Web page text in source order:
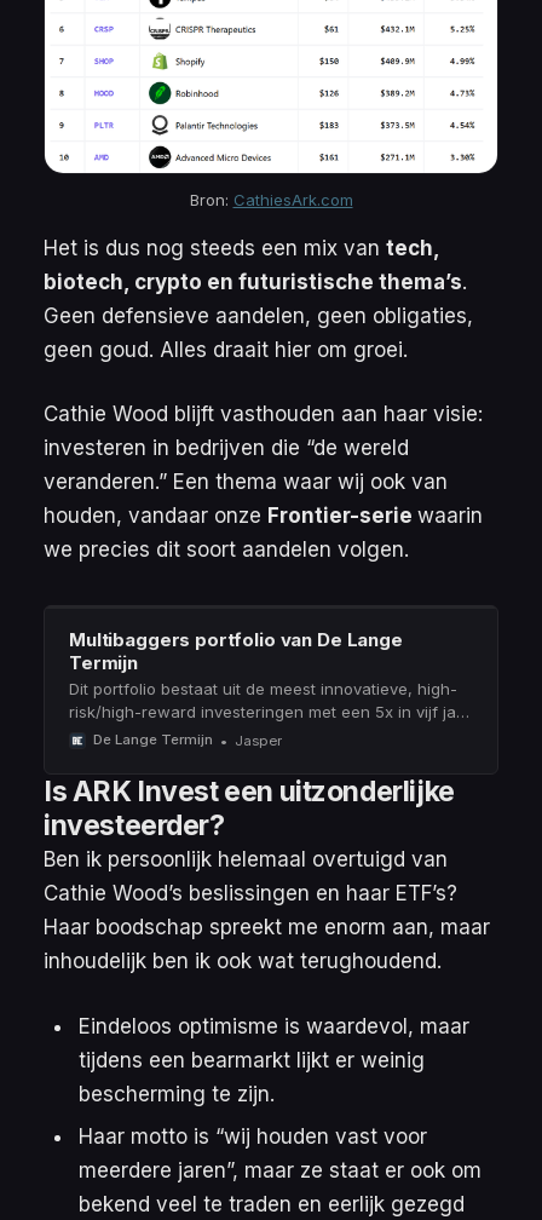
Bron: CathiesArk.com
Het is dus nog steeds een mix van tech,
biotech, crypto en futuristische thema’s.
Geen defensieve aandelen, geen obligaties,
geen goud. Alles draait hier om groei.
Cathie Wood blijft vasthouden aan haar visie:
investeren in bedrijven die “de wereld
veranderen.” Een thema waar wij ook van
houden, vandaar onze Frontier-serie waarin
we precies dit soort aandelen volgen.
Multibaggers portfolio van De Lange
Termijn
Dit portfolio bestaat uit de meest innovatieve, high-
risk/high-reward investeringen met een 5x in vijf jaar
potentie (multibaggers).
De Lange Termijn Jasper
Is ARK Invest een uitzonderlijke
investeerder?
Ben ik persoonlijk helemaal overtuigd van
Cathie Wood’s beslissingen en haar ETF’s?
Haar boodschap spreekt me enorm aan, maar
inhoudelijk ben ik ook wat terughoudend.
Eindeloos optimisme is waardevol, maar
tijdens een bearmarkt lijkt er weinig
bescherming te zijn.
Haar motto is “wij houden vast voor
meerdere jaren”, maar ze staat er ook om
bekend veel te traden en eerlijk gezegd